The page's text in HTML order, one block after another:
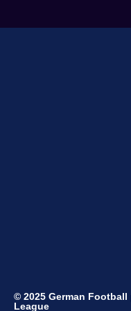
© 2025 German Football
League